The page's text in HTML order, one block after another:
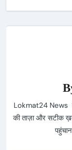
Lokmat24 News
की ताज़ा और सटीक